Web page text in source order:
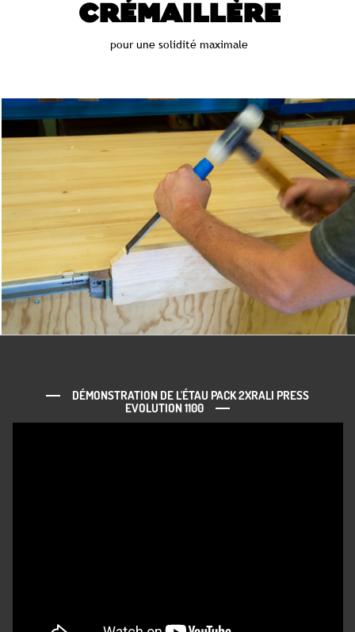
CRÉMAILLÈRE
pour une solidité maximale
DÉMONSTRATION DE L'ÉTAU PACK 2XRALI PRESS
EVOLUTION 1100